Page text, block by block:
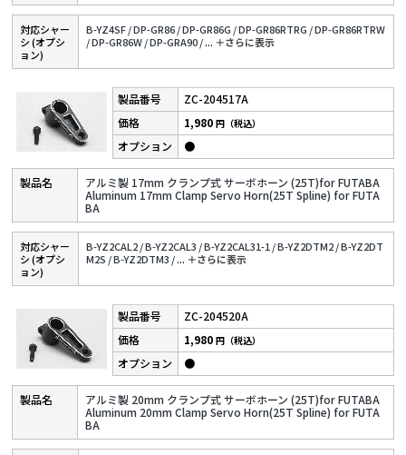
対応シャー
シ (オプシ
ョン)
B-YZ4SF /DP-GR86 /DP-GR86G /DP-GR86RTRG /DP-GR86RTRW
/DP-GR86W /DP-GRA90 /... ＋さらに表⽰
ZC-204517A
アルミ製 17mm クランプ式 サーボホーン (25T)for FUTABA
Aluminum 17mm Clamp Servo Horn(25T Spline) for FUTA
BA
1,980円（税込）
●
対応シャー
シ (オプシ
ョン)
B-YZ2CAL2 /B-YZ2CAL3 /B-YZ2CAL31-1 /B-YZ2DTM2 /B-YZ2DT
M2S /B-YZ2DTM3 /... ＋さらに表⽰
ZC-204520A
アルミ製 20mm クランプ式 サーボホーン (25T)for FUTABA
Aluminum 20mm Clamp Servo Horn(25T Spline) for FUTA
BA
1,980円（税込）
●